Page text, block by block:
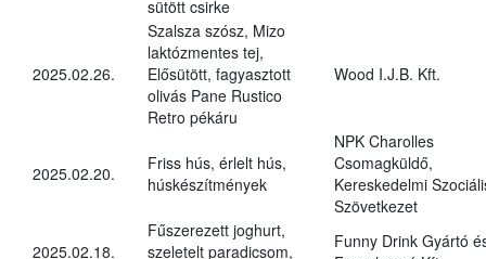
sütött csirke
2025.02.26.
Szalsza szósz, Mizo
laktózmentes tej,
Elősütött, fagyasztott
olivás Pane Rustico
Retro pékáru
Wood I.J.B. Kft.
2025.02.20.
Friss hús, érlelt hús,
húskészítmények
NPK Charolles
Csomagküldő,
Kereskedelmi
Szövetkezet
2025.02.18.
Fűszerezett joghurt,
szeletelt paradicsom,
Funny Drink Gyártó